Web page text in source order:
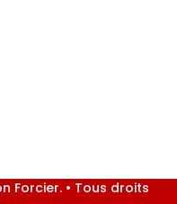
Forcier. • Tous droits